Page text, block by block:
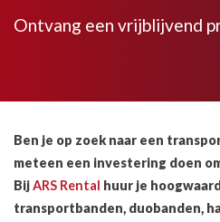
Ontvang een vrijblijvend
Ben je op zoek naar een
meteen een investering doen
BijARS Rental huur je
transportbanden, duobanden,